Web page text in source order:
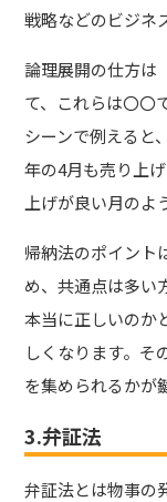
戦略などのビジネ
論理展開の仕方は
て、これらは〇〇
シーンで例えると
年の4月も売り上
上げが良い月のよ
帰納法のポイント
め、共通点は多い
本当に正しいのか
しくなります。そ
を集められるかが
3.弁証法
弁証法とは物事の